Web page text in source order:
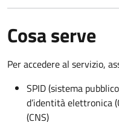
Cosa serve
Per accedere al servizio,
SPID (sistema
d’identità elettronica
(CNS)